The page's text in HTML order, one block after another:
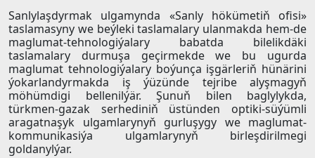
Sanlylaşdyrmak ulgamynda «Sanly hökümetiň ofisi»
taslamasyny we beýleki taslamalary ulanmakda hem-de
maglumat-tehnologiýalary babatda bilelikdäki
taslamalary durmuşa geçirmekde we bu ugurda
maglumat tehnologiýalary boýunça işgärleriň hünärini
ýokarlandyrmakda iş ýüzünde tejribe alyşmagyň
möhümdigi bellenilýär. Şunuň bilen baglylykda,
türkmen-gazak serhediniň üstünden optiki-süýümli
aragatnaşyk ulgamlarynyň gurluşygy we maglumat-
kommunikasiýa ulgamlarynyň birleşdirilmegi
goldanylýar.